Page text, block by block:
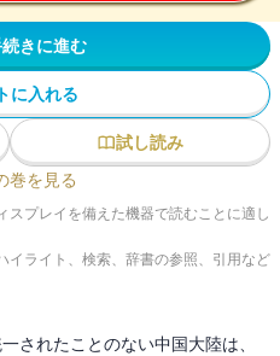
続きに進む
に入れる
試し読み
巻を見る
プレイを備えた機器で読むことに適し
イライト、検索、辞書の参照、引用など
れたことのない中国大陸は、